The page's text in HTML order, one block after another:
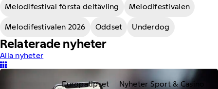
Melodifestival första deltävling Melodifestivalen
Melodifestivalen 2026 Oddset Underdog
Relaterade nyheter
Alla nyheter
Europatipset Nyheter Sport & Casino